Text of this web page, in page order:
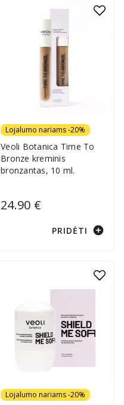
Lojalumo nariams -20%
Veoli Botanica Time To
Bronze kreminis
bronzantas, 10 ml.
24.90 €
PRIDĖTI add_circle
Lojalumo nariams -20%